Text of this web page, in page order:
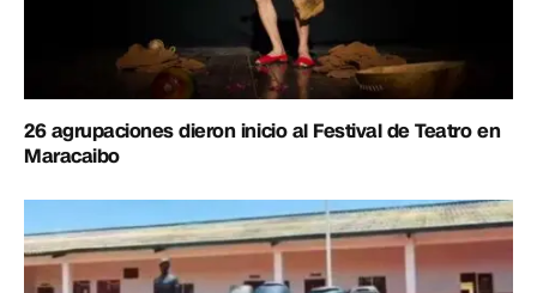
26 agrupaciones dieron inicio al Festival de Teatro en
Maracaibo